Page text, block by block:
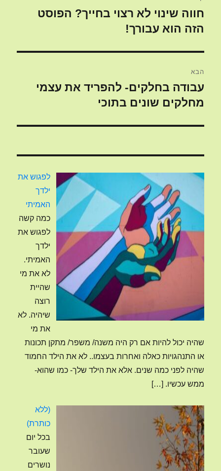
הפוסט
הקודם:
חווה שינוי לא רצוי בחייך? הפוסט
הזה הוא עבורך!
הבא
הפוסט
הבא:
עבודה בחלקים- להפריד את עצמי
מחלקים שונים בתוכי
לפגוש את
ילדך
האמיתי
כמה קשה
לפגוש את
ילדך
האמיתי.
לא את מי
שהיית
רוצה
שיהיה. לא
את מי
שהיה יכול להיות אם רק היה משנה/ משפר/ מתקן תכונות
או התנהגויות כאלה ואחרות בעצמו.. לא את הילד החמוד
שהיה לפני כמה שנים. אלא את הילד שלך- כמו שהוא-
ממש עכשיו. […]
(ללא
כותרת)
4120בכל יום
שעובר
נושרים